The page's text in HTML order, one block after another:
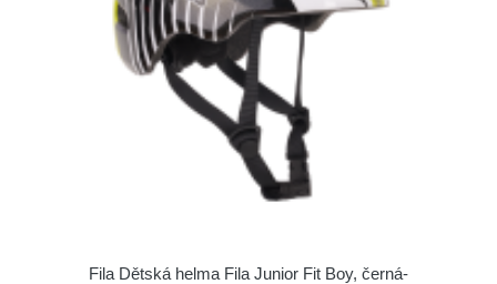
Fila Dětská helma Fila Junior Fit Boy, černá-